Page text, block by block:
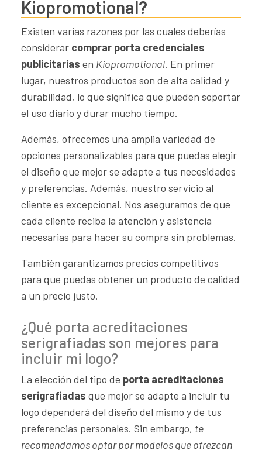
Kiopromotional?
Existen varias razones por las cuales deberías
considerar comprar porta credenciales
publicitarias en Kiopromotional. En primer
lugar, nuestros productos son de alta calidad y
durabilidad, lo que significa que pueden soportar
el uso diario y durar mucho tiempo.
Además, ofrecemos una amplia variedad de
opciones personalizables para que puedas elegir
el diseño que mejor se adapte a tus necesidades
y preferencias. Además, nuestro servicio al
cliente es excepcional. Nos aseguramos de que
cada cliente reciba la atención y asistencia
necesarias para hacer su compra sin problemas.
También garantizamos precios competitivos
para que puedas obtener un producto de calidad
a un precio justo.
¿Qué porta acreditaciones
serigrafiadas son mejores para
incluir mi logo?
La elección del tipo de porta acreditaciones
serigrafiadas que mejor se adapte a incluir tu
logo dependerá del diseño del mismo y de tus
preferencias personales. Sin embargo, te
recomendamos optar por modelos que ofrezcan